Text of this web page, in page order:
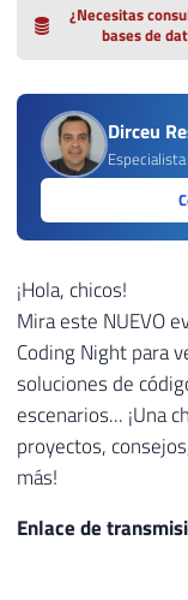
¿Necesitas
bases de
Dirceu
¡Hola, chicos!
Mira este NUEVO
Coding Night para
soluciones de
escenarios... ¡Una
proyectos,
más!
Enlace de